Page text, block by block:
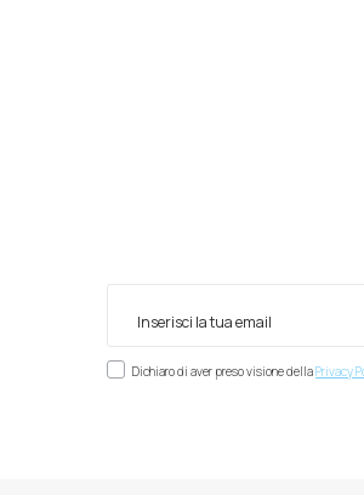
Dichiaro di aver preso visione dellaPrivacy